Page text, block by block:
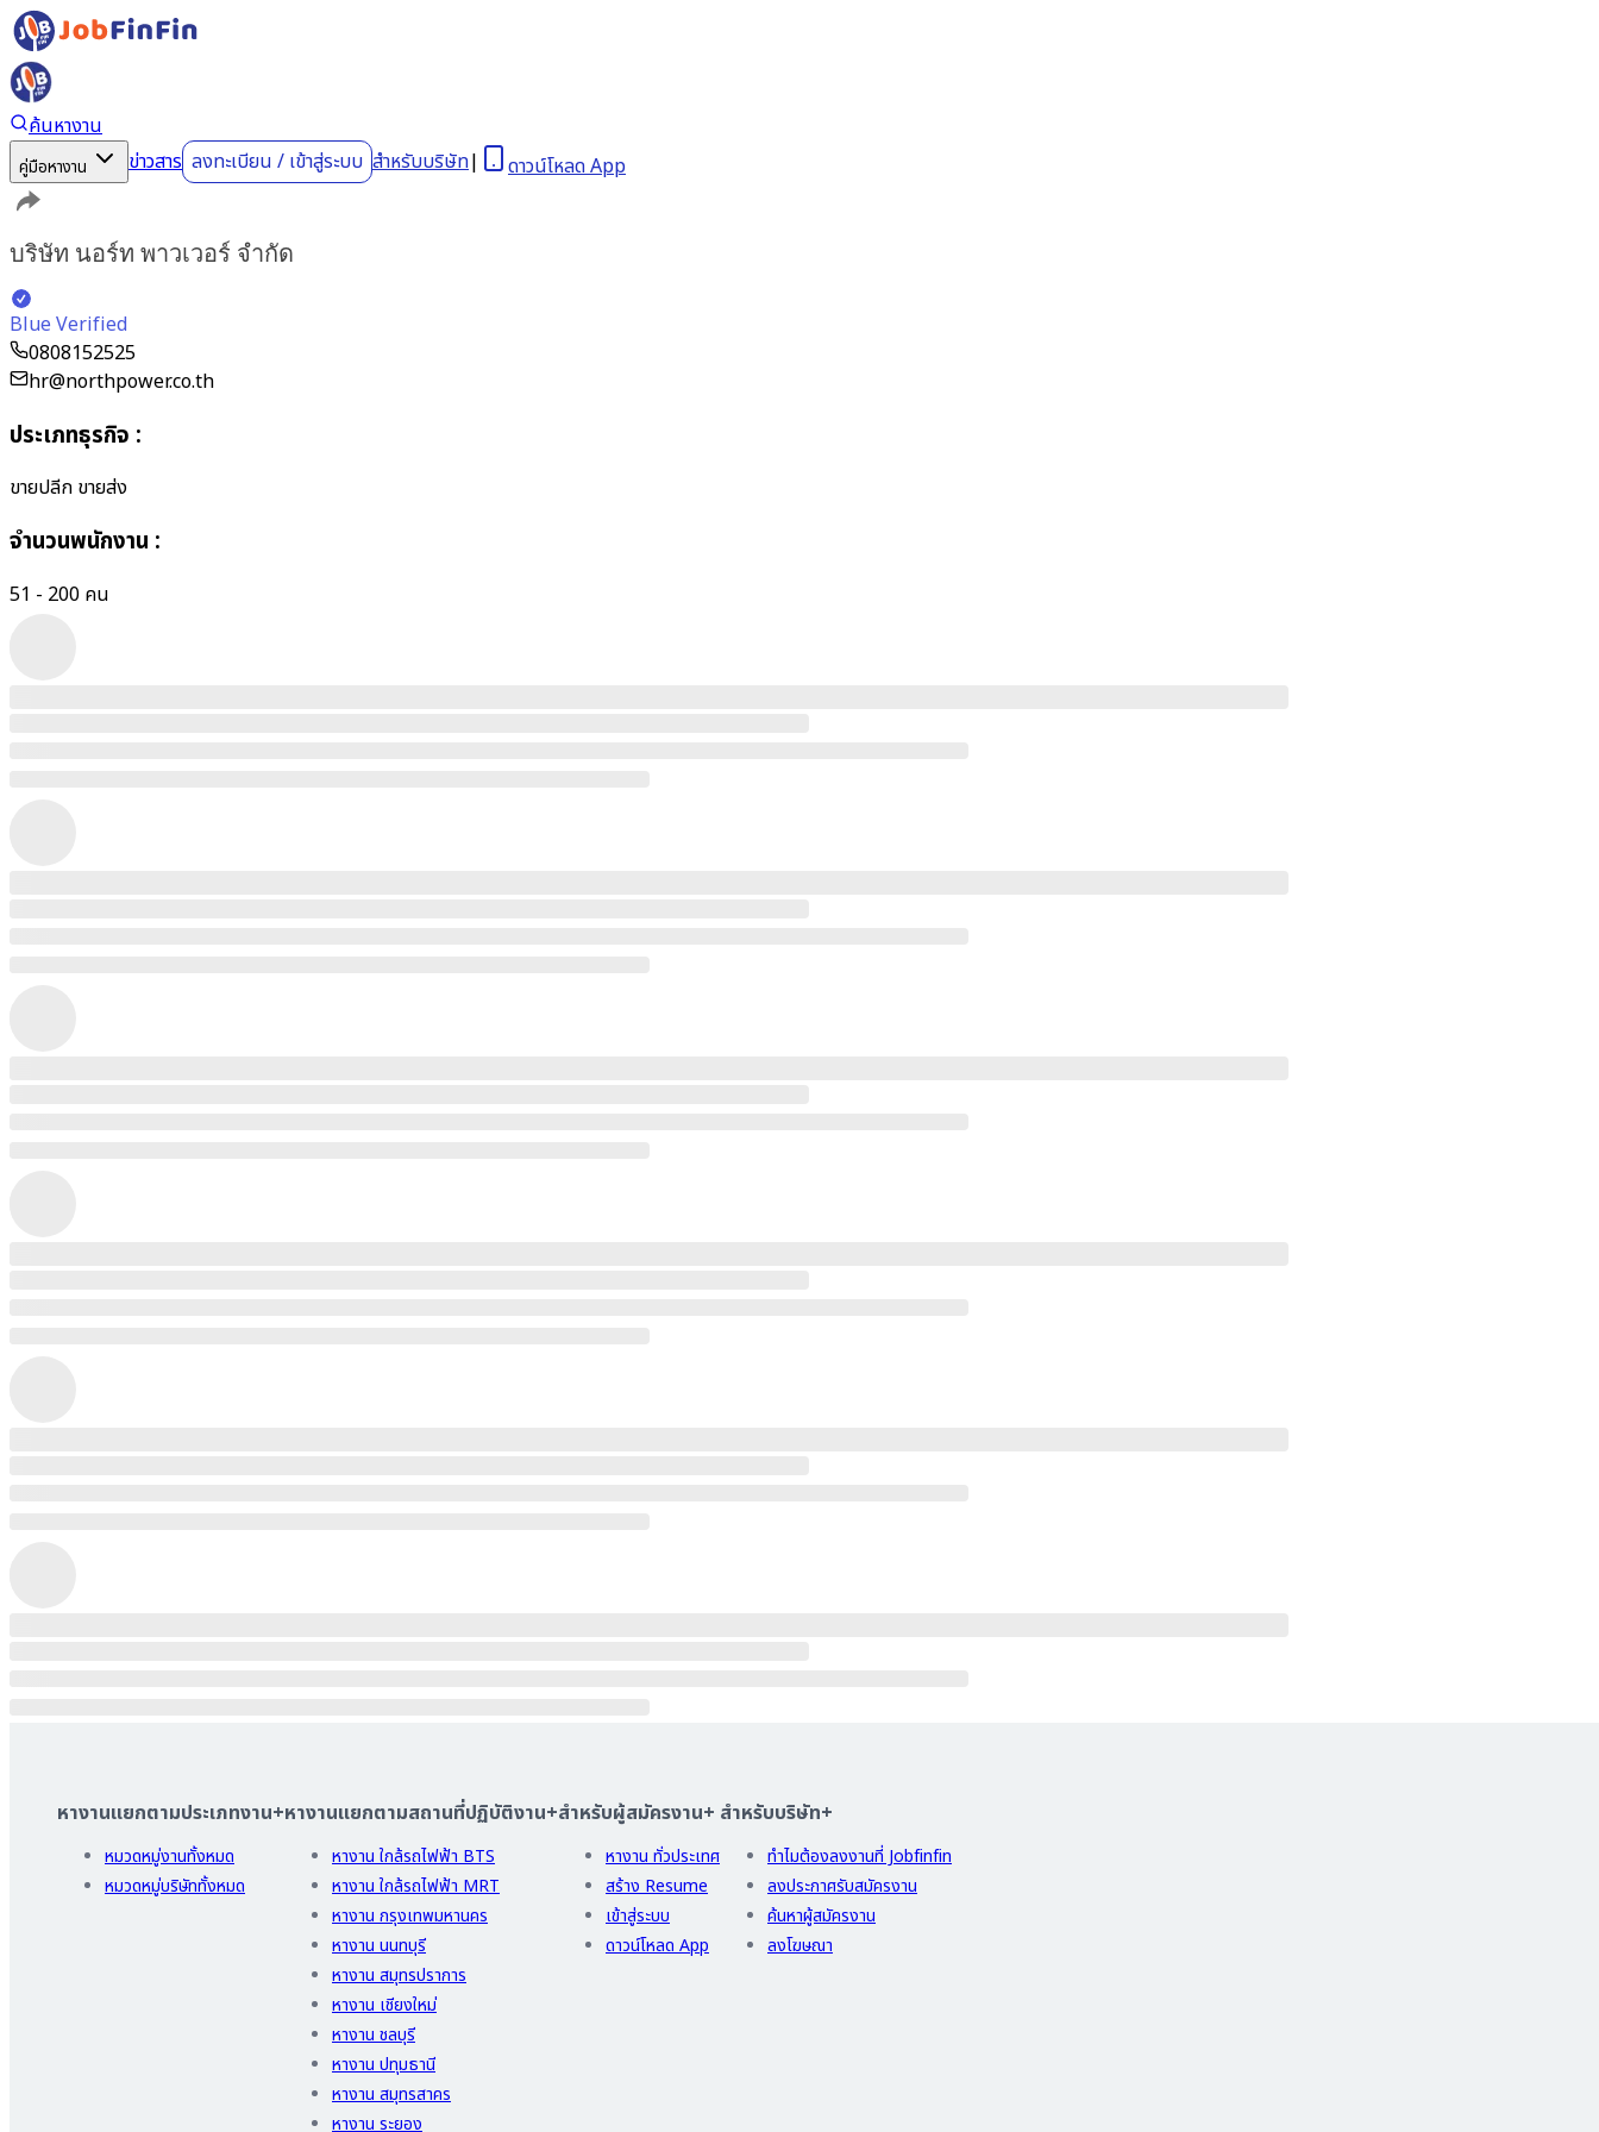
ค้นหางาน
คู่มือหางาน ข่าวสาร ลงทะเบียน / เข้าสู่ระบบ สำหรับบริษัท| ดาวน์โหลด App
บริษัท นอร์ท พาวเวอร์ จำกัด
Blue Verified
0808152525
hr@northpower.co.th
ประเภทธุรกิจ :
ขายปลีก ขายส่ง
จำนวนพนักงาน :
51 - 200 คน
หางานแยกตามประเภทงาน+
หมวดหมู่งานทั้งหมด
หมวดหมู่บริษัททั้งหมด
หางานแยกตามสถานที่ปฏิบัติงาน+
หางาน ใกล้รถไฟฟ้า BTS
หางาน ใกล้รถไฟฟ้า MRT
หางาน กรุงเทพมหานคร
หางาน นนทบุรี
หางาน สมุทรปราการ
หางาน เชียงใหม่
หางาน ชลบุรี
หางาน ปทุมธานี
หางาน สมุทรสาคร
หางาน ระยอง
สำหรับผู้สมัครงาน+
หางาน ทั่วประเทศ
สร้าง Resume
เข้าสู่ระบบ
ดาวน์โหลด App
สำหรับบริษัท+
ทำไมต้องลงงานที่ Jobfinfin
ลงประกาศรับสมัครงาน
ค้นหาผู้สมัครงาน
ลงโฆษณา